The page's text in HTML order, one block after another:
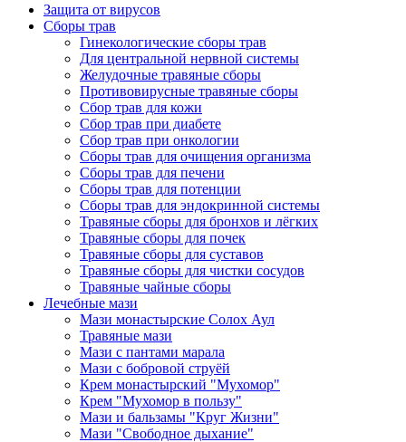
Защита от вирусов
Сборы трав
Гинекологические сборы трав
Для центральной нервной системы
Желудочные травяные сборы
Противовирусные травяные сборы
Сбор трав для кожи
Сбор трав при диабете
Сбор трав при онкологии
Сборы трав для очищения организма
Сборы трав для печени
Сборы трав для потенции
Сборы трав для эндокринной системы
Травяные сборы для бронхов и лёгких
Травяные сборы для почек
Травяные сборы для суставов
Травяные сборы для чистки сосудов
Травяные чайные сборы
Лечебные мази
Мази монастырские Солох Аул
Травяные мази
Мази с пантами марала
Мази с бобровой струёй
Крем монастырский "Мухомор"
Крем "Мухомор в пользу"
Мази и бальзамы "Круг Жизни"
Мази "Свободное дыхание"